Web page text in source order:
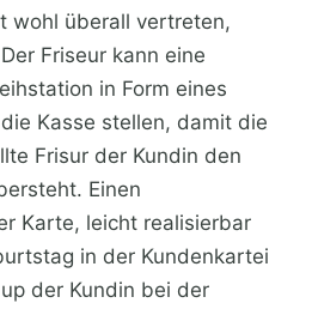
wohl überall vertreten,
Friseur kann eine
in Form eines
Kasse stellen, damit die
Frisur der Kundin den
Einen
Karte, leicht realisierbar
in der Kundenkartei
der Kundin bei der